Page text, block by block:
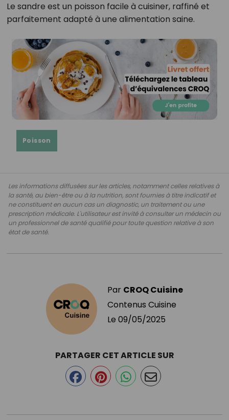
Le sandre est un poisson facile à cuisiner, raffiné et
parfaitement adapté à une alimentation saine.
Poisson
Les informations diffusées sur les articles, notamment celles relatives à
la santé, au bien-être ou à la nutrition, sont fournies à titre indicatif et
ne constituent en aucun cas un diagnostic, un traitement ou une
prescription médicale. L'utilisateur est invité à consulter un médecin ou
un professionnel de santé qualifié pour toute question relative à son
état de santé.
Par CROQ Cuisine
Contenus Cuisine
Le 09/05/2025
PARTAGER CET ARTICLE SUR